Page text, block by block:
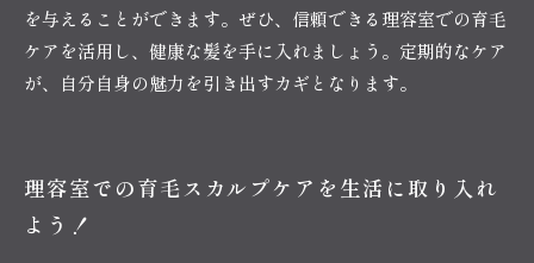
を与えることができます。ぜひ、信頼できる理容室での育毛
ケアを活用し、健康な髪を手に入れましょう。定期的なケア
が、自分自身の魅力を引き出すカギとなります。
理容室での育毛スカルプケアを生活に取り入れ
よう！